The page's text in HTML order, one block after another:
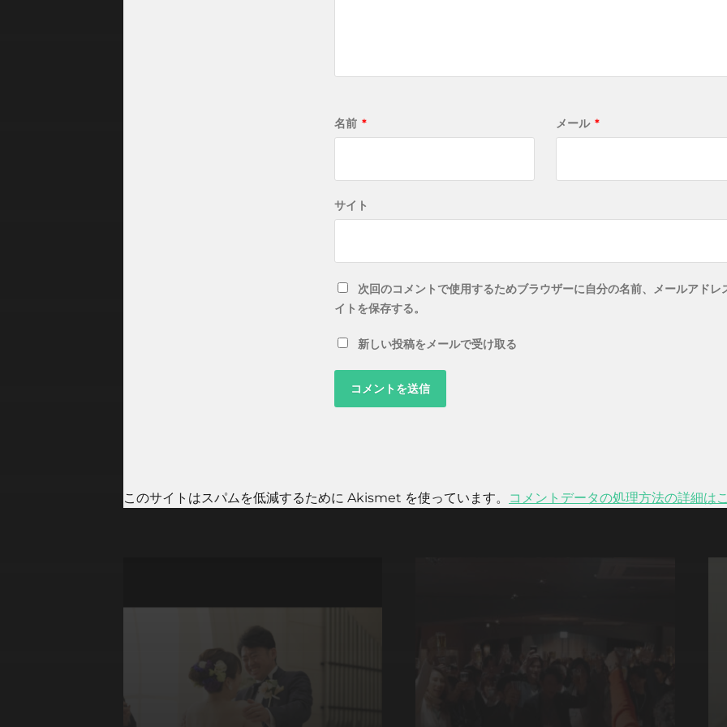
名前 * メール *
サイト
次回のコメントで使用するためブラウザーに自分の名前、メールアドレ
イトを保存する。
新しい投稿をメールで受け取る
このサイトはスパムを低減するために Akismet を使っています。 コメントデータの処理方法の詳細は